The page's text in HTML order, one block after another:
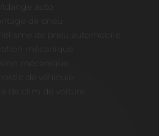
Vidange auto
de pneu
de pneu automobile
mécanique
mécanique
de véhicule
de clim de voiture